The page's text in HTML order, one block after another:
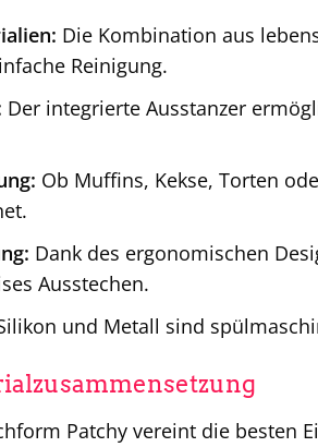
Die Kombination aus
Reinigung.
Der integrierte Ausstanzer
Ob Muffins, Kekse, Torten
Dank des ergonomischen
Ausstechen.
und Metall sind
Patchy vereint die besten